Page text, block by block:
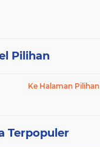
Pilihan
Ke Halaman Pilihan
Terpopuler